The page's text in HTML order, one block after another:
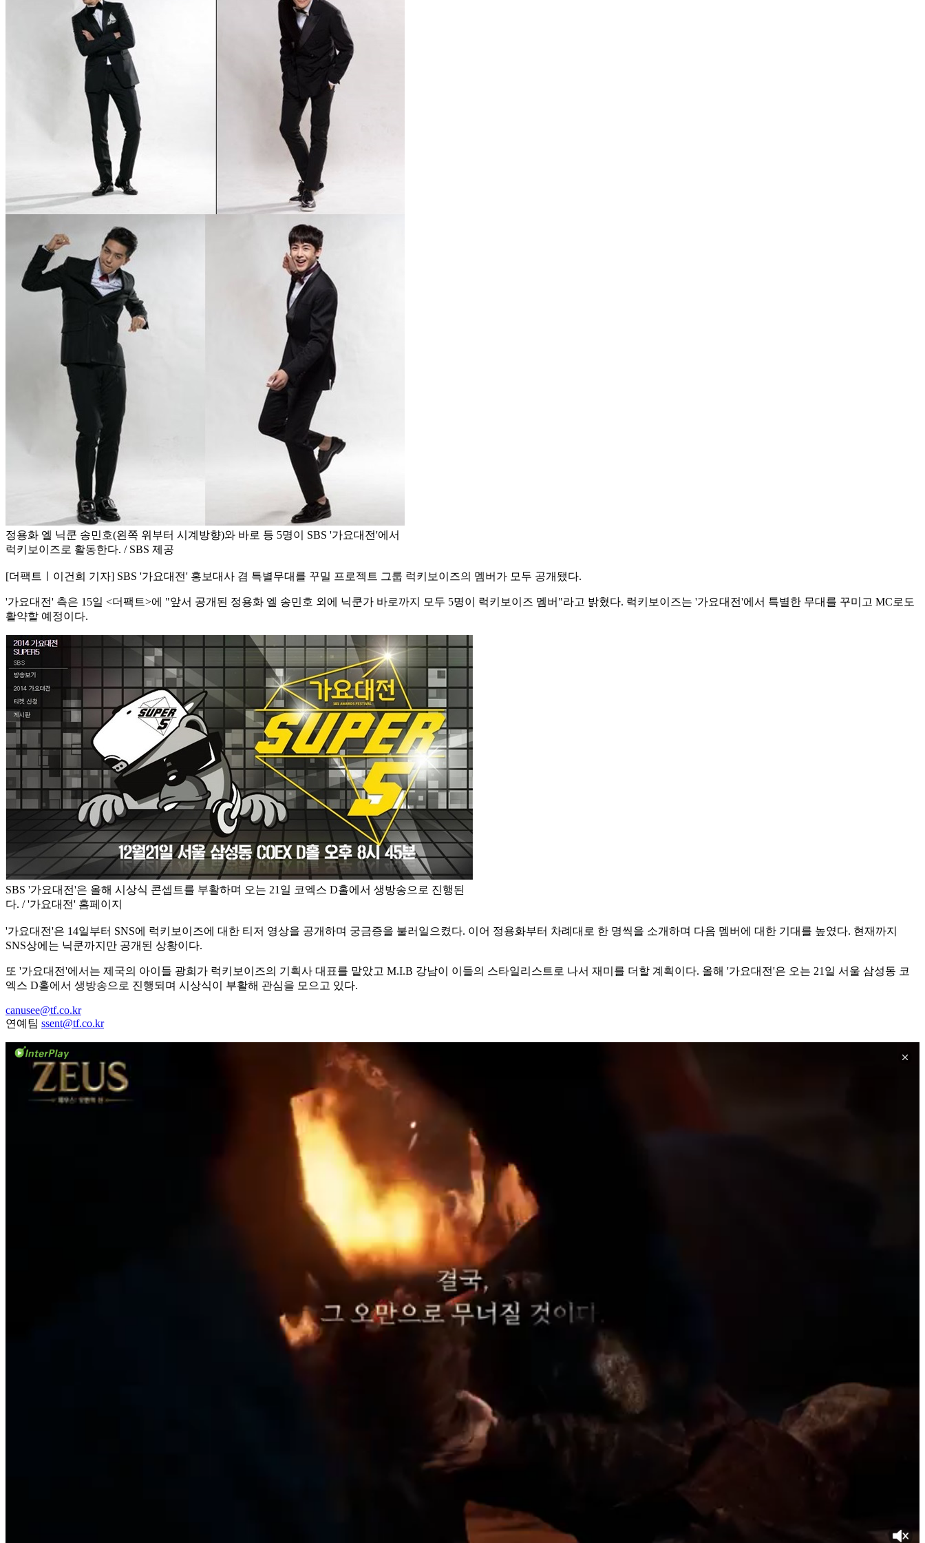
정용화 엘 닉쿤 송민호(왼쪽 위부터 시계방향)와 바로 등 5명이 SBS '가요대전'에서
럭키보이즈로 활동한다. / SBS 제공
[더팩트ㅣ이건희 기자] SBS '가요대전' 홍보대사 겸 특별무대를 꾸밀 프로젝트 그룹 럭키보이즈의 멤버가 모두 공개됐다.
'가요대전' 측은 15일 <더팩트>에 "앞서 공개된 정용화 엘 송민호 외에 닉쿤가 바로까지 모두 5명이 럭키보이즈 멤버"라고 밝혔다. 럭키보이즈는 '가요대전'에서 특별한 무대를 꾸미고 MC로도
활약할 예정이다.
SBS '가요대전'은 올해 시상식 콘셉트를 부활하며 오는 21일 코엑스 D홀에서 생방송으로 진행된
다. / '가요대전' 홈페이지
'가요대전'은 14일부터 SNS에 럭키보이즈에 대한 티저 영상을 공개하며 궁금증을 불러일으켰다. 이어 정용화부터 차례대로 한 명씩을 소개하며 다음 멤버에 대한 기대를 높였다. 현재까지
SNS상에는 닉쿤까지만 공개된 상황이다.
또 '가요대전'에서는 제국의 아이들 광희가 럭키보이즈의 기획사 대표를 맡았고 M.I.B 강남이 이들의 스타일리스트로 나서 재미를 더할 계획이다. 올해 '가요대전'은 오는 21일 서울 삼성동 코
엑스 D홀에서 생방송으로 진행되며 시상식이 부활해 관심을 모으고 있다.
canusee@tf.co.kr
연예팀 ssent@tf.co.kr